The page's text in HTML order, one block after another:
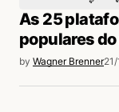
As 25
populares
by Wagner Brenner